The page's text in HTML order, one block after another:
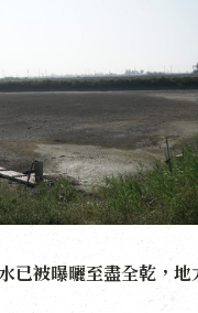
已被曝曬至盡全乾，地